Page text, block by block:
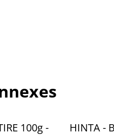
100g -
HINTA -